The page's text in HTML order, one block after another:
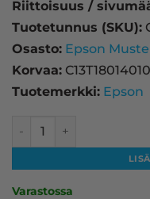
Riittoisuus /
Tuotetunnus (SKU):
Osasto: Epson
Korvaa: C13T18014010
Tuotemerkki: Epson
Varastossa